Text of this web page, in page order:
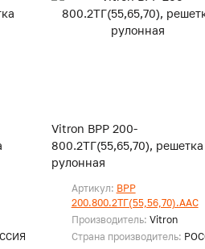
Vitron ВРР 200-
800.2ТГ(55,65,70), решетка
рулонная
Артикул: ВРР
200.800.2ТГ(55,56,70).ААС
Производитель: Vitron
Страна производитель: